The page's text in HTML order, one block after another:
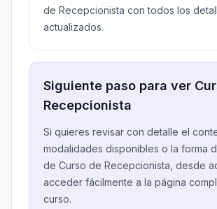
de Recepcionista con todos los
actualizados.
Siguiente paso para ver
Recepcionista
Si quieres revisar con detalle el
modalidades disponibles o la forma
de Curso de Recepcionista, desde
acceder fácilmente a la página
curso.